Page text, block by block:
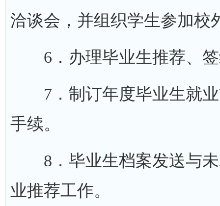
洽谈会，并组织学生参加校
6．办理毕业生推荐、签
7．制订年度毕业生就业
手续。
8．毕业生档案发送与未
业推荐工作。